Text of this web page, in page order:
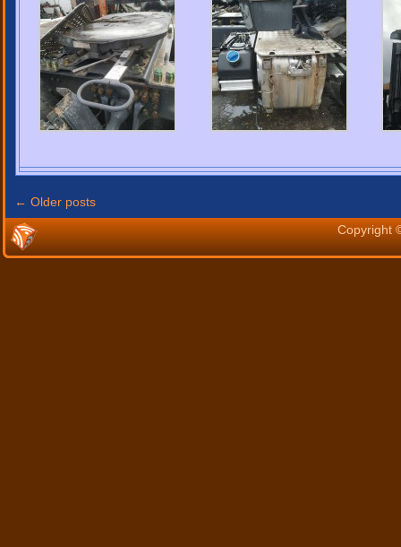
← Older posts
Copyright